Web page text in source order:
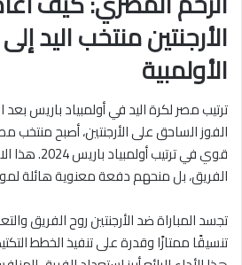
الأرجنتين منتخب اليد
الأولمبية
ترتيب مصر لكرة اليد في أولمبياد باريس بعد
الفوز الساحق على الأرجنتين، أصبح منتخب
قوي في ترتيب
الفريق، بل منحهم دفعة معنوية هائلة
تجسد المباراة ضد الأرجنتين روح الفريق
تنسيقًا ممتازًا وقدرة على تنفيذ الخطط